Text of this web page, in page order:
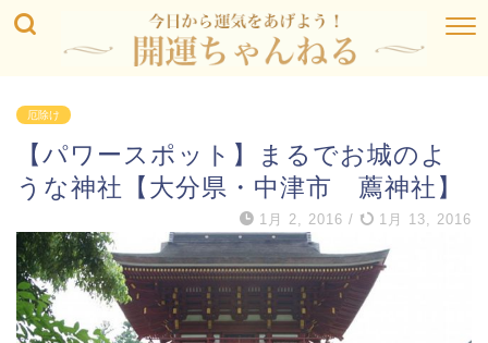
厄除け
【パワースポット】まるでお城のよ
うな神社【大分県・中津市 薦神社】
1月 2, 2016 / 1月 13, 2016